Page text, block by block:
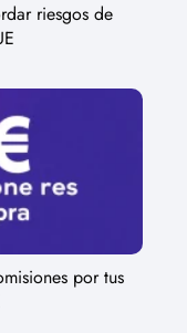
riesgos de
por tus